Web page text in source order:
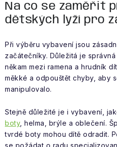
Na co se zaměřit
dětských lyží pro
Při výběru vybavení jsou
začátečníky. Důležitá je
někam mezi ramena a hrudník
měkké a odpouštět chyby, aby
manipulovalo.
Stejně důležité je i vybavení,
boty, helma, brýle a oblečení.
tvrdé boty mohou dítě odradit.